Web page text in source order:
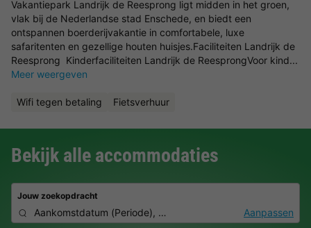
Vakantiepark Landrijk de Reesprong ligt midden in het groen,
vlak bij de Nederlandse stad Enschede, en biedt een
ontspannen boerderijvakantie in comfortabele, luxe
safaritenten en gezellige houten huisjes.Faciliteiten Landrijk de
Reesprong Kinderfaciliteiten Landrijk de ReesprongVoor kind...
Meer weergeven
Wifi tegen betaling Fietsverhuur
Bekijk alle accommodaties
Jouw zoekopdracht
Aankomstdatum (Periode), 2 personen, 0 huisdierAanpassen